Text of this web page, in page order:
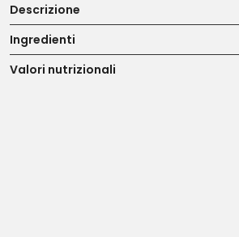
Descrizione
Ingredienti
Valori nutrizionali